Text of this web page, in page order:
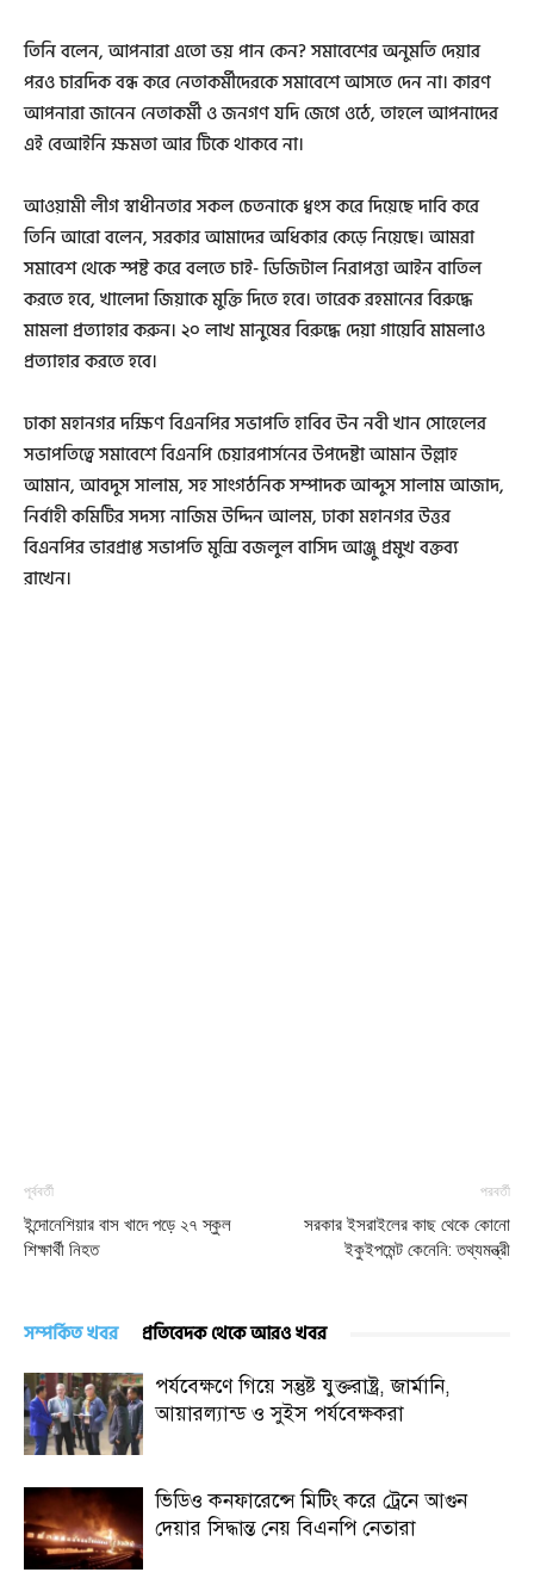
তিনি বলেন, আপনারা এতো ভয় পান কেন? সমাবেশের অনুমতি দেয়ার
পরও চারদিক বন্ধ করে নেতাকর্মীদেরকে সমাবেশে আসতে দেন না। কারণ
আপনারা জানেন নেতাকর্মী ও জনগণ যদি জেগে ওঠে, তাহলে আপনাদের
এই বেআইনি ক্ষমতা আর টিকে থাকবে না।
আওয়ামী লীগ স্বাধীনতার সকল চেতনাকে ধ্বংস করে দিয়েছে দাবি করে
তিনি আরো বলেন, সরকার আমাদের অধিকার কেড়ে নিয়েছে। আমরা
সমাবেশ থেকে স্পষ্ট করে বলতে চাই- ডিজিটাল নিরাপত্তা আইন বাতিল
করতে হবে, খালেদা জিয়াকে মুক্তি দিতে হবে। তারেক রহমানের বিরুদ্ধে
মামলা প্রত্যাহার করুন। ২০ লাখ মানুষের বিরুদ্ধে দেয়া গায়েবি মামলাও
প্রত্যাহার করতে হবে।
ঢাকা মহানগর দক্ষিণ বিএনপির সভাপতি হাবিব উন নবী খান সোহেলের
সভাপতিত্বে সমাবেশে বিএনপি চেয়ারপার্সনের উপদেষ্টা আমান উল্লাহ
আমান, আবদুস সালাম, সহ সাংগঠনিক সম্পাদক আব্দুস সালাম আজাদ,
নির্বাহী কমিটির সদস্য নাজিম উদ্দিন আলম, ঢাকা মহানগর উত্তর
বিএনপির ভারপ্রাপ্ত সভাপতি মুন্সি বজলুল বাসিদ আঞ্জু প্রমুখ বক্তব্য
রাখেন।
পূর্ববর্তী
ইন্দোনেশিয়ার বাস খাদে পড়ে ২৭ স্কুল
শিক্ষার্থী নিহত
পরবর্তী
সরকার ইসরাইলের কাছ থেকে কোনো
ইকুইপমেন্ট কেনেনি: তথ্যমন্ত্রী
সম্পর্কিত খবর প্রতিবেদক থেকে আরও খবর
পর্যবেক্ষণে গিয়ে সন্তুষ্ট যুক্তরাষ্ট্র, জার্মানি,
আয়ারল্যান্ড ও সুইস পর্যবেক্ষকরা
ভিডিও কনফারেন্সে মিটিং করে ট্রেনে আগুন
দেয়ার সিদ্ধান্ত নেয় বিএনপি নেতারা